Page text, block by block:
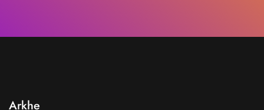
Arkhe